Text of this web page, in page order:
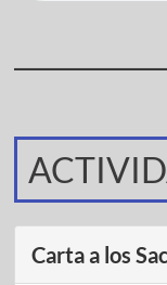
Carta a los